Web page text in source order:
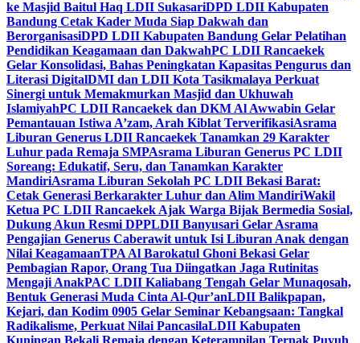
ke Masjid Baitul Haq LDII SukasariDPD LDII Kabupaten
Bandung Cetak Kader Muda Siap Dakwah dan
BerorganisasiDPD LDII Kabupaten Bandung Gelar Pelatihan
Pendidikan Keagamaan dan DakwahPC LDII Rancaekek
Gelar Konsolidasi, Bahas Peningkatan Kapasitas Pengurus dan
Literasi DigitalDMI dan LDII Kota Tasikmalaya Perkuat
Sinergi untuk Memakmurkan Masjid dan Ukhuwah
IslamiyahPC LDII Rancaekek dan DKM Al Awwabin Gelar
Pemantauan Istiwa A’zam, Arah Kiblat TerverifikasiAsrama
Liburan Generus LDII Rancaekek Tanamkan 29 Karakter
Luhur pada Remaja SMPAsrama Liburan Generus PC LDII
Soreang: Edukatif, Seru, dan Tanamkan Karakter
MandiriAsrama Liburan Sekolah PC LDII Bekasi Barat:
Cetak Generasi Berkarakter Luhur dan Alim MandiriWakil
Ketua PC LDII Rancaekek Ajak Warga Bijak Bermedia Sosial,
Dukung Akun Resmi DPPLDII Banyusari Gelar Asrama
Pengajian Generus Caberawit untuk Isi Liburan Anak dengan
Nilai KeagamaanTPA Al Barokatul Ghoni Bekasi Gelar
Pembagian Rapor, Orang Tua Diingatkan Jaga Rutinitas
Mengaji AnakPAC LDII Kaliabang Tengah Gelar Munaqosah,
Bentuk Generasi Muda Cinta Al-Qur’anLDII Balikpapan,
Kejari, dan Kodim 0905 Gelar Seminar Kebangsaan: Tangkal
Radikalisme, Perkuat Nilai PancasilaLDII Kabupaten